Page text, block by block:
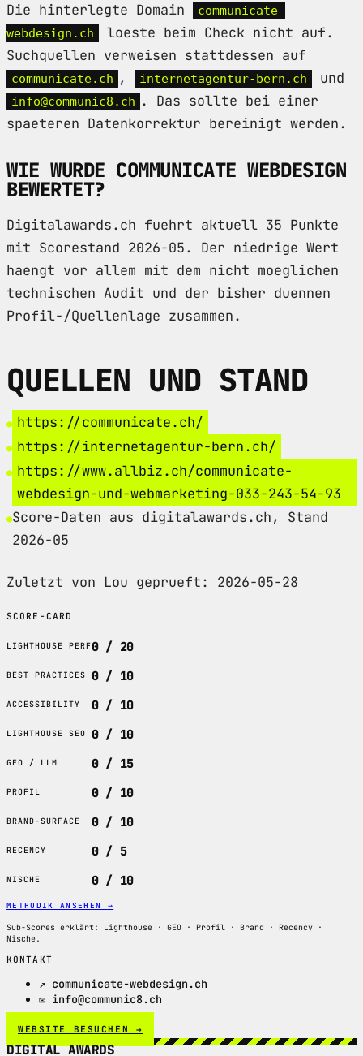
Die hinterlegte Domain
communicate-
webdesign.ch
loeste beim Check nicht auf.
Suchquellen verweisen stattdessen auf
communicate.ch , internetagentur-bern.ch und
info@communic8.ch . Das sollte bei einer
spaeteren Datenkorrektur bereinigt werden.
WIE WURDE COMMUNICATE WEBDESIGN
BEWERTET?
Digitalawards.ch fuehrt aktuell 35 Punkte
mit Scorestand 2026-05. Der niedrige Wert
haengt vor allem mit dem nicht moeglichen
technischen Audit und der bisher duennen
Profil-/Quellenlage zusammen.
QUELLEN UND STAND
https://communicate.ch/
https://internetagentur-bern.ch/
https://www.allbiz.ch/communicate-
webdesign-und-webmarketing-033-243-54-93
Score-Daten aus digitalawards.ch, Stand
2026-05
Zuletzt von Lou geprueft: 2026-05-28
SCORE-CARD
LIGHTHOUSE PERF0 / 20
BEST PRACTICES 0 / 10
ACCESSIBILITY 0 / 10
LIGHTHOUSE SEO 0 / 10
GEO / LLM 0 / 15
PROFIL 0 / 10
BRAND-SURFACE 0 / 10
RECENCY 0 / 5
NISCHE 0 / 10
METHODIK ANSEHEN →
Sub-Scores erklärt: Lighthouse · GEO · Profil · Brand · Recency ·
Nische.
KONTAKT
↗ communicate-webdesign.ch
✉ info@communic8.ch
WEBSITE BESUCHEN →
DIGITAL AWARDS